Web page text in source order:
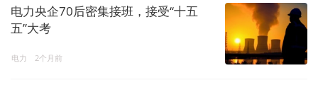
电力央企70后密集接班，接受“十五
五”大考
电力 2个月前